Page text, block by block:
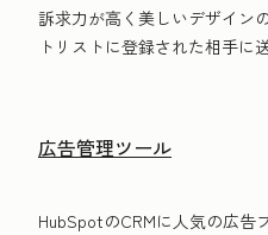
訴求力が高く美しいデザイン
トリストに登録された相手に
広告管理ツール
HubSpotのCRMに人気の広告